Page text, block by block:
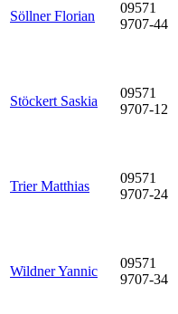
Söllner Florian
09571
9707-44
Stöckert Saskia
09571
9707-12
Trier Matthias
09571
9707-24
Wildner Yannic
09571
9707-34